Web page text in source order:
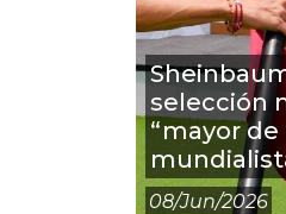
selección
“mayor de
08/jun/2026